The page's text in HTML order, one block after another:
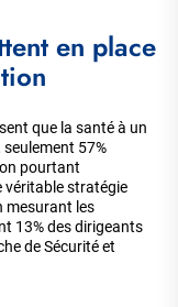
en place
que la santé à un
57%
pourtant
véritable stratégie
mesurant les
13% des dirigeants
de Sécurité et